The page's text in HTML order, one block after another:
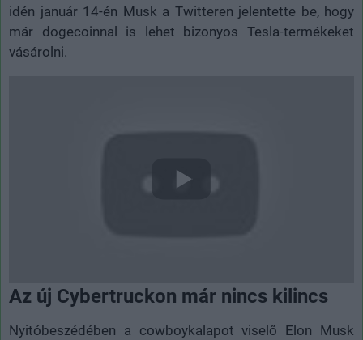
idén január 14-én Musk a Twitteren jelentette be, hogy
már dogecoinnal is lehet bizonyos Tesla-termékeket
vásárolni.
Az új Cybertruckon már nincs kilincs
Nyitóbeszédében a cowboykalapot viselő Elon Musk